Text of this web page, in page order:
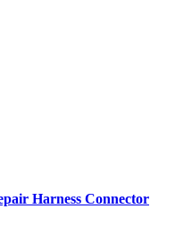
Harness Connector